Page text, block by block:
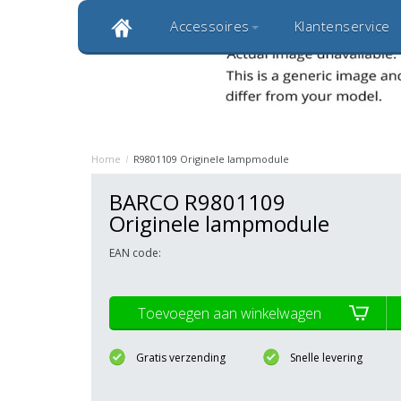
Klantbeoordeling 9,0
Bekijk alle 1000+
Accessoires Klantenservice
Home / R9801109 Originele lampmodule
BARCO R9801109
Originele lampmodule
EAN code:
Toevoegen aan winkelwagen
Gratis verzending Snelle levering